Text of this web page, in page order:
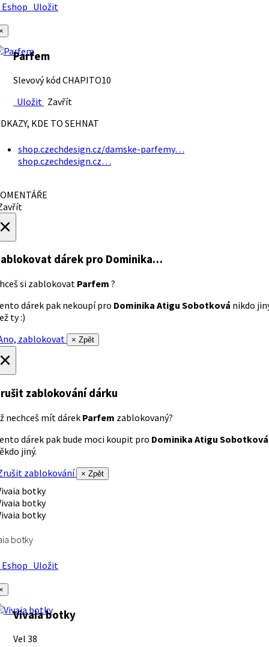
Uložit
Parfem
Slevový kód CHAPITO10
Uložit Zavřít
KDE TO SEHNAT
shop.czechdesign.cz/damske-parfemy…
shop.czechdesign.cz…
dárek pro Dominika…
si zablokovat Parfem ?
dárek pak nekoupí pro Dominika Atigu Sobotková nikdo
ty :)
zablokovat
× Zpět
zablokování dárku
nechceš mít dárek Parfem zablokovaný?
dárek pak bude moci koupit pro Dominika Atigu Sobotková
jiný.
zablokování
× Zpět
botky
Uložit
Vivaia botky
Vel 38